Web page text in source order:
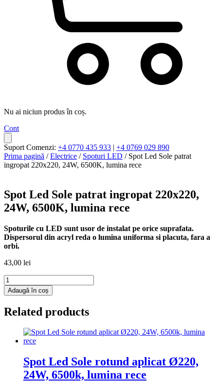
Nu ai niciun produs în coș.
Cont
Suport Comenzi: +4 0770 435 933 | +4 0769 029 890
Prima pagină /Electrice / Spoturi LED / Spot Led Sole patrat
ingropat 220x220, 24W, 6500K, lumina rece
Spot Led Sole patrat ingropat 220x220,
24W, 6500K, lumina rece
Spoturile cu LED sunt usor de instalat pe orice suprafata.
Dispersorul din acryl reda o lumina uniforma si placuta, fara a
orbi.
43,00 lei
Cantitate
Spot
Led
patrat
220x220,
24W,
lumina
Adaugă în coș
Related products
Spot Led Sole rotund aplicat Ø220,
24W, 6500k, lumina rece